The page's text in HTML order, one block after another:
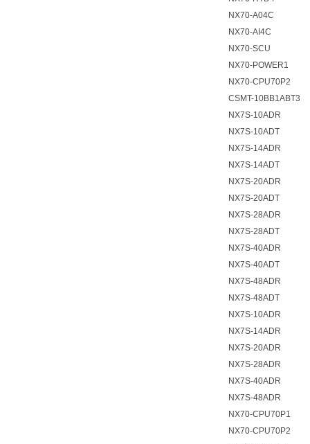
NX70-A04C
NX70-AI4C
NX70-SCU
NX70-POWER1
NX70-CPU70P2
CSMT-10BB1ABT3
NX7S-10ADR
NX7S-10ADT
NX7S-14ADR
NX7S-14ADT
NX7S-20ADR
NX7S-20ADT
NX7S-28ADR
NX7S-28ADT
NX7S-40ADR
NX7S-40ADT
NX7S-48ADR
NX7S-48ADT
NX7S-10ADR
NX7S-14ADR
NX7S-20ADR
NX7S-28ADR
NX7S-40ADR
NX7S-48ADR
NX70-CPU70P1
NX70-CPU70P2